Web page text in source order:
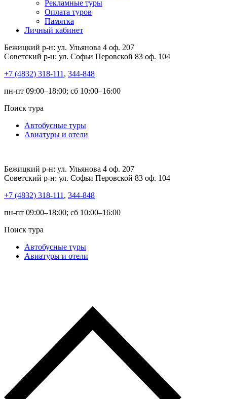
Рекламные туры
Оплата туров
Памятка
Личный кабинет
Бежицкий р-н: ул. Ульянова 4 оф. 207
Советский р-н: ул. Софьи Перовской 83 оф. 104
+7 (4832) 318-111 , 344-848
пн-пт 09:00–18:00; сб 10:00–16:00
Поиск тура
Автобусные туры
Авиатуры и отели
Бежицкий р-н: ул. Ульянова 4 оф. 207
Советский р-н: ул. Софьи Перовской 83 оф. 104
+7 (4832) 318-111 , 344-848
пн-пт 09:00–18:00; сб 10:00–16:00
Поиск тура
Автобусные туры
Авиатуры и отели